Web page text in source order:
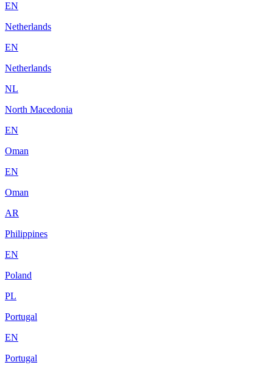
EN
Netherlands
EN
Netherlands
NL
North Macedonia
EN
Oman
EN
Oman
AR
Philippines
EN
Poland
PL
Portugal
EN
Portugal